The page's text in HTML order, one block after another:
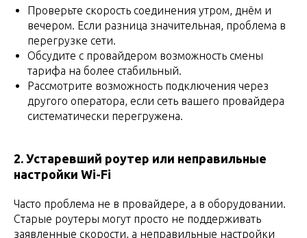
Проверьте скорость соединения утром, днём и
вечером. Если разница значительная, проблема в
перегрузке сети.
Обсудите с провайдером возможность смены
тарифа на более стабильный.
Рассмотрите возможность подключения через
другого оператора, если сеть вашего провайдера
систематически перегружена.
2. Устаревший роутер или неправильные
настройки Wi-Fi
Часто проблема не в провайдере, а в оборудовании.
Старые роутеры могут просто не поддерживать
заявленные скорости, а неправильные настройки